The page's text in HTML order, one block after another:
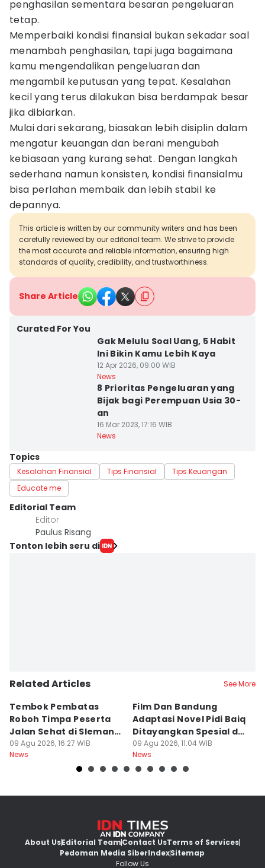
penghasilan sementara besaran pengeluaran
tetap.
Memperbaiki kondisi finansial bukan sekadar soal
menambah penghasilan, tapi juga bagaimana
kamu mengendalikan pengeluaran dan
mengambil keputusan yang tepat. Kesalahan
kecil yang terus dilakukan bisa berdampak besar
jika dibiarkan.
Mulai dari sekarang, biasakan lebih disiplin dalam
mengatur keuangan dan berani mengubah
kebiasaan yang kurang sehat. Dengan langkah
sederhana namun konsisten, kondisi finansialmu
bisa perlahan membaik dan lebih stabil ke
depannya.
This article is written by our community writers and has been
carefully reviewed by our editorial team. We strive to provide
the most accurate and reliable information, ensuring high
standards of quality, credibility, and trustworthiness.
Share Article
Curated For You
Gak Melulu Soal Uang, 5 Habit
Ini Bikin Kamu Lebih Kaya
12 Apr 2026, 09:00 WIB
News
8 Prioritas Pengeluaran yang
Bijak bagi Perempuan Usia 30-
an
16 Mar 2023, 17:16 WIB
News
Topics
Kesalahan Finansial Tips Finansial
Tips Keuangan
Educate me
Editorial Team
Editor
Paulus Risang
Tonton lebih seru di
Related Articles See More
Tembok Pembatas
Roboh Timpa Peserta
Jalan Sehat di Sleman,
10 Orang Luka
09 Agu 2026, 16:27 WIB
News
Film Dan Bandung
Adaptasi Novel Pidi Baiq
Ditayangkan Spesial di
Jogja
09 Agu 2026, 11:04 WIB
News
About UsEditorial TeamContact UsTerms of Services
Pedoman Media SiberIndexSitemap
Follow Us